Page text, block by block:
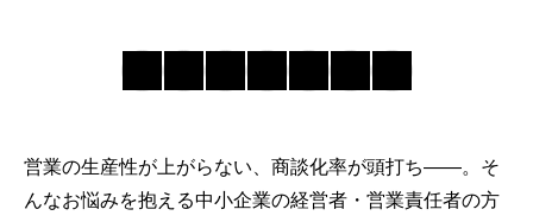
営業の生産性が 上がらない 、商談化率が頭打ち——。そ
んなお悩みを抱える中小企業の経営者・営業責任者の方